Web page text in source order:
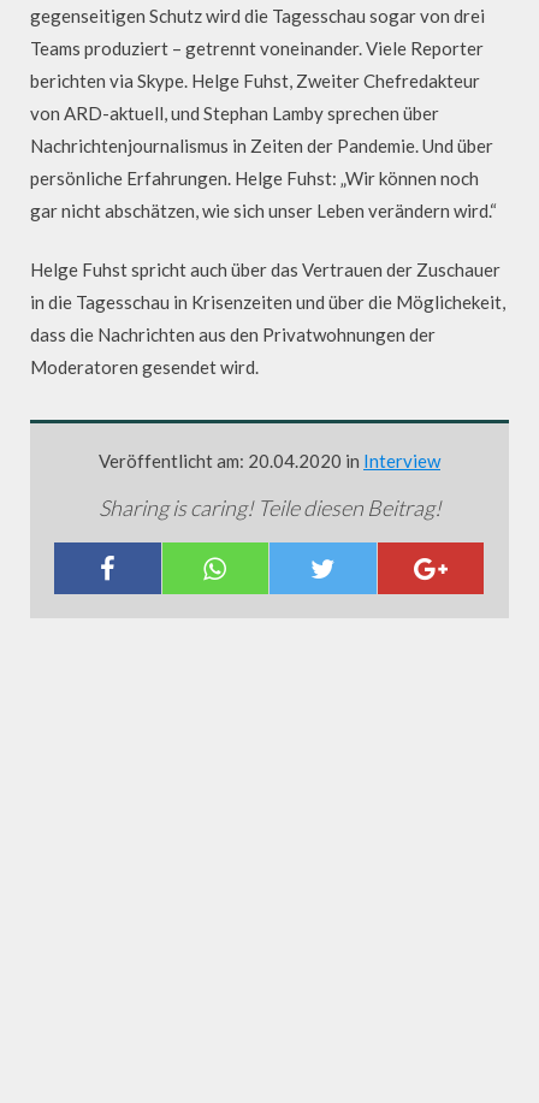
gegenseitigen Schutz wird die Tagesschau sogar von drei
Teams produziert – getrennt voneinander. Viele Reporter
berichten via Skype. Helge Fuhst, Zweiter Chefredakteur
von ARD-aktuell, und Stephan Lamby sprechen über
Nachrichtenjournalismus in Zeiten der Pandemie. Und über
persönliche Erfahrungen. Helge Fuhst: „Wir können noch
gar nicht abschätzen, wie sich unser Leben verändern wird.“
Helge Fuhst spricht auch über das Vertrauen der Zuschauer
in die Tagesschau in Krisenzeiten und über die Möglichekeit,
dass die Nachrichten aus den Privatwohnungen der
Moderatoren gesendet wird.
Veröffentlicht am: 20.04.2020 in Interview
Sharing is caring! Teile diesen Beitrag!